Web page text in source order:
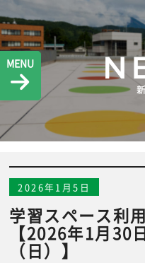
MENU
2026年1月5日
学習スペース利
【2026年1月30
（日）】